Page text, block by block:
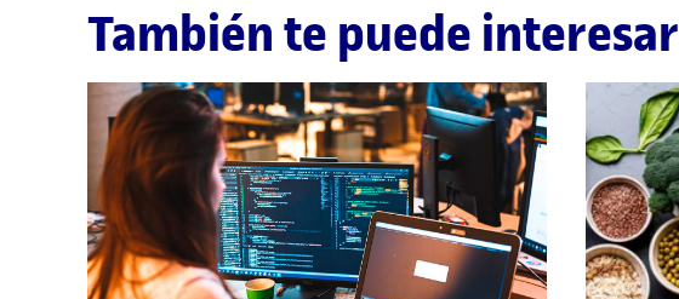
También te puede interesar